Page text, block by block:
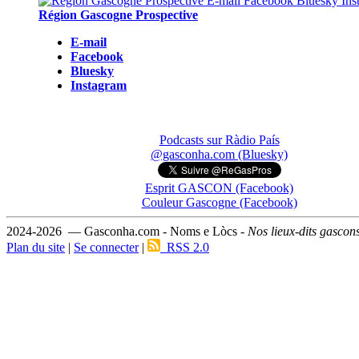
Région Gascogne Prospective
E-mail
Facebook
Bluesky
Instagram
Podcasts sur Ràdio País
@gasconha.com (Bluesky)
Esprit GASCON (Facebook)
Couleur Gascogne (Facebook)
2024-2026 — Gasconha.com - Noms e Lòcs - Nos lieux-dits
Plan du site | Se connecter| RSS 2.0